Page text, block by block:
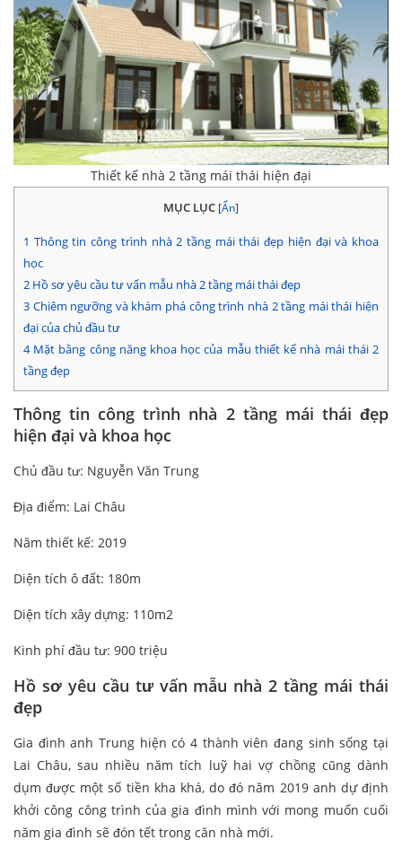
Thiết kế nhà 2 tầng mái thái hiện đại
MỤC LỤC [Ẩn]
1 Thông tin công trình nhà 2 tầng mái thái đẹp hiện đại và khoa
học
2 Hồ sơ yêu cầu tư vấn mẫu nhà 2 tầng mái thái đẹp
3 Chiêm ngưỡng và khám phá công trình nhà 2 tầng mái thái hiện
đại của chủ đầu tư
4Mặt bằng công năng khoa học của mẫu thiết kế nhà mái thái 2
tầng đẹp
Thông tin công trình nhà 2 tầng mái thái đẹp
hiện đại và khoa học
Chủ đầu tư: Nguyễn Văn Trung
Địa điểm: Lai Châu
Năm thiết kế: 2019
Diện tích ô đất: 180m
Diện tích xây dựng: 110m2
Kinh phí đầu tư: 900 triệu
Hồ sơ yêu cầu tư vấn mẫu nhà 2 tầng mái thái
đẹp
Gia đình anh Trung hiện có 4 thành viên đang sinh sống tại
Lai Châu, sau nhiều năm tích luỹ hai vợ chồng cũng dành
dụm được một số tiền kha khá, do đó năm 2019 anh dự định
khởi công công trình của gia đình mình với mong muốn cuối
năm gia đình sẽ đón tết trong căn nhà mới.